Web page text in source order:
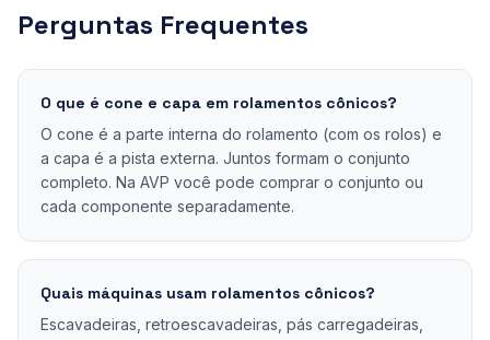
Perguntas Frequentes
O que é cone e capa em rolamentos cônicos?
O cone é a parte interna do rolamento (com os rolos) e
a capa é a pista externa. Juntos formam o conjunto
completo. Na AVP você pode comprar o conjunto ou
cada componente separadamente.
Quais máquinas usam rolamentos cônicos?
Escavadeiras, retroescavadeiras, pás carregadeiras,